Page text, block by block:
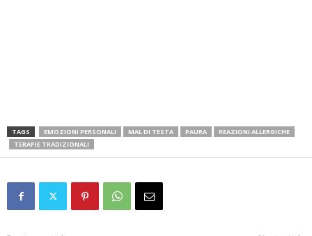
TAGS EMOZIONI PERSONALI MAL DI TESTA PAURA
REAZIONI ALLERGICHE
TERAPIE TRADIZIONALI